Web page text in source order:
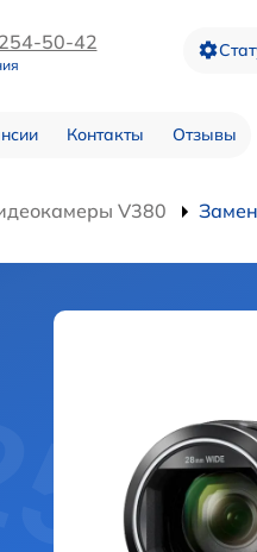
50-42
Контакты Отзывы
V380